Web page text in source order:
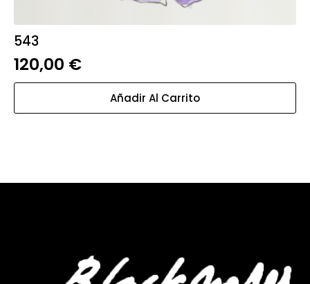
543
120,00 €
Añadir Al Carrito